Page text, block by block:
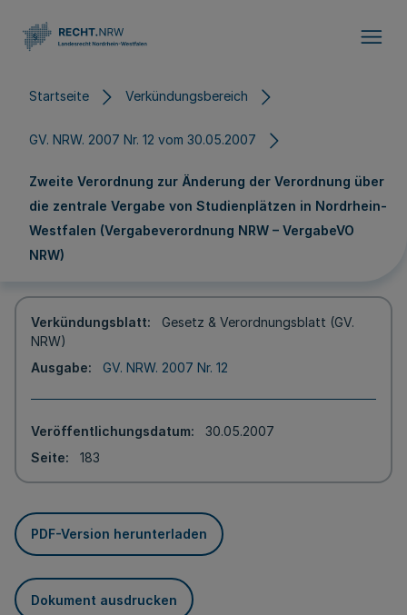
Startseite Verkündungsbereich
GV. NRW. 2007 Nr. 12 vom 30.05.2007
Zweite Verordnung zur Änderung der Verordnung über
die zentrale Vergabe von Studienplätzen in Nordrhein-
Westfalen (Vergabeverordnung NRW – VergabeVO
NRW)
Verkündungsblatt
Gesetz & Verordnungsblatt (GV.
NRW)
Ausgabe
GV. NRW. 2007 Nr. 12
Veröffentlichungsdatum
30.05.2007
Seite
183
PDF-Version herunterladen
Dokument ausdrucken